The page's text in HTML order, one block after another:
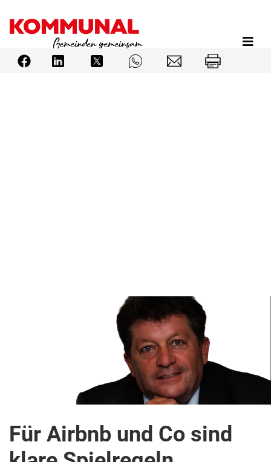
Inhalt
Für Airbnb und Co sind